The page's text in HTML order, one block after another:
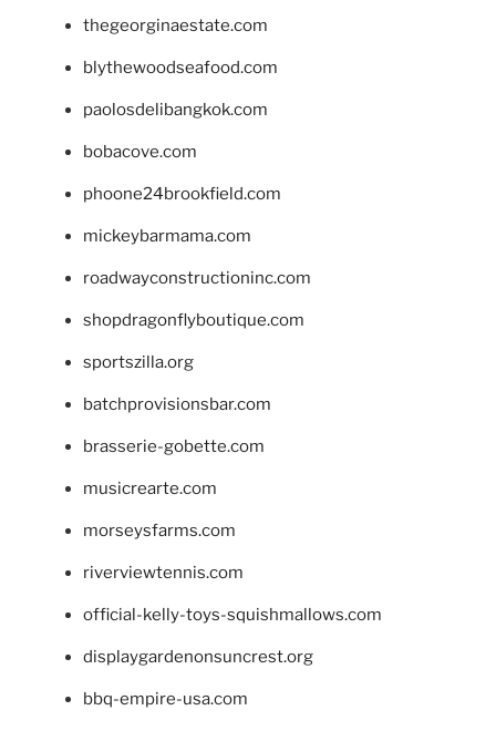
thegeorginaestate.com
blythewoodseafood.com
paolosdelibangkok.com
bobacove.com
phoone24brookfield.com
mickeybarmama.com
roadwayconstructioninc.com
shopdragonflyboutique.com
sportszilla.org
batchprovisionsbar.com
brasserie-gobette.com
musicrearte.com
morseysfarms.com
riverviewtennis.com
official-kelly-toys-squishmallows.com
displaygardenonsuncrest.org
bbq-empire-usa.com